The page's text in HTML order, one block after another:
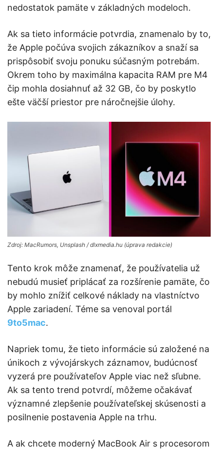
nedostatok pamäte v základných modeloch.
Ak sa tieto informácie potvrdia, znamenalo by to,
že Apple počúva svojich zákazníkov a snaží sa
prispôsobiť svoju ponuku súčasným potrebám.
Okrem toho by maximálna kapacita RAM pre M4
čip mohla dosiahnuť až 32 GB, čo by poskytlo
ešte väčší priestor pre náročnejšie úlohy.
Zdroj: MacRumors, Unsplash / dlxmedia.hu (úprava redakcie)
Tento krok môže znamenať, že používatelia už
nebudú musieť priplácať za rozšírenie pamäte, čo
by mohlo znížiť celkové náklady na vlastníctvo
Apple zariadení. Téme sa venoval portál
9to5mac.
Napriek tomu, že tieto informácie sú založené na
únikoch z vývojárskych záznamov, budúcnosť
vyzerá pre používateľov Apple viac než sľubne.
Ak sa tento trend potvrdí, môžeme očakávať
významné zlepšenie používateľskej skúsenosti a
posilnenie postavenia Apple na trhu.
A ak chcete moderný MacBook Air s procesorom